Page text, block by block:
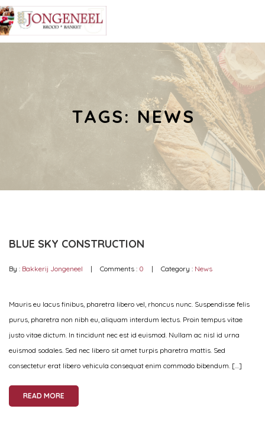
TAGS: NEWS
BLUE SKY CONSTRUCTION
By : Bakkerij Jongeneel Comments : 0 Category : News
Mauris eu lacus finibus, pharetra libero vel, rhoncus nunc. Suspendisse felis
purus, pharetra non nibh eu, aliquam interdum lectus. Proin tempus vitae
justo vitae dictum. In tincidunt nec est id euismod. Nullam ac nisl id urna
euismod sodales. Sed nec libero sit amet turpis pharetra mattis. Sed
consectetur erat libero vehicula consequat enim commodo bibendum. […]
READ MORE